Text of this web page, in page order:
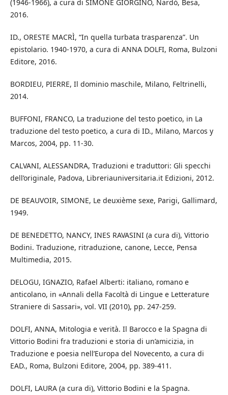
(1946-1966), a cura di SIMONE GIORGINO, Nardò, Besa,
2016.
ID., ORESTE MACRÌ, “In quella turbata trasparenza”. Un
epistolario. 1940-1970, a cura di ANNA DOLFI, Roma, Bulzoni
Editore, 2016.
BORDIEU, PIERRE, Il dominio maschile, Milano, Feltrinelli,
2014.
BUFFONI, FRANCO, La traduzione del testo poetico, in La
traduzione del testo poetico, a cura di ID., Milano, Marcos y
Marcos, 2004, pp. 11-30.
CALVANI, ALESSANDRA, Traduzioni e traduttori: Gli specchi
dell’originale, Padova, Libreriauniversitaria.it Edizioni, 2012.
DE BEAUVOIR, SIMONE, Le deuxième sexe, Parigi, Gallimard,
1949.
DE BENEDETTO, NANCY, INES RAVASINI (a cura di), Vittorio
Bodini. Traduzione, ritraduzione, canone, Lecce, Pensa
Multimedia, 2015.
DELOGU, IGNAZIO, Rafael Alberti: italiano, romano e
anticolano, in «Annali della Facoltà di Lingue e Letterature
Straniere di Sassari», vol. VII (2010), pp. 247-259.
DOLFI, ANNA, Mitologia e verità. Il Barocco e la Spagna di
Vittorio Bodini fra traduzioni e storia di un’amicizia, in
Traduzione e poesia nell’Europa del Novecento, a cura di
EAD., Roma, Bulzoni Editore, 2004, pp. 389-411.
DOLFI, LAURA (a cura di), Vittorio Bodini e la Spagna.